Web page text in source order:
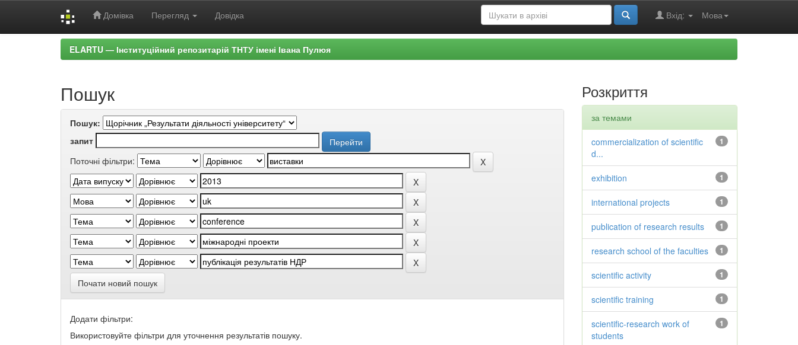
Домівка Перегляд Довідка Мова
Вхід:
ELARTU — Інституційний репозитарій ТНТУ імені Івана Пулюя
Пошук
Пошук:
запит
Поточні фільтри:
Почати новий пошук
Додати фільтри:
Використовуйте фільтри для уточнення результатів пошуку.
Розкриття
за темами
1
commercialization of scientific
d...
1
exhibition
1
international projects
1
publication of research results
1
research school of the faculties
1
scientific activity
1
scientific training
1
scientific-research work of
students